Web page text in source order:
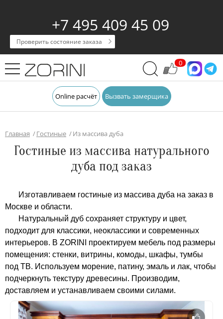
+7 495 409 45 09
Проверить состояние заказа
0
Online расчёт Вызвать замерщика
Главная Гостиные Из массива дуба
Гостиные из массива натурального
дуба под заказ
Изготавливаем гостиные из массива дуба на заказ в
Москве и области.
Натуральный дуб сохраняет структуру и цвет,
подходит для классики, неоклассики и современных
интерьеров. В ZORINI проектируем мебель под размеры
помещения: стенки, витрины, комоды, шкафы, тумбы
под ТВ. Используем морение, патину, эмаль и лак, чтобы
подчеркнуть текстуру древесины. Производим,
доставляем и устанавливаем своими силами.